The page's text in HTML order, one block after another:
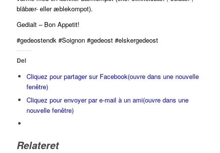
blåbær- eller æblekompot).
Gedialt – Bon Appetit!
#gedeostendk #Soignon #gedeost #elskergedeost
Del
Cliquez pour partager sur Facebook(ouvre dans une nouvelle
fenêtre)
Cliquez pour envoyer par e-mail à un ami(ouvre dans une
nouvelle fenêtre)
Relateret